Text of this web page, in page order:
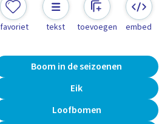
favoriet tekst toevoegen embed
Boom in de seizoenen
Eik
Loofbomen